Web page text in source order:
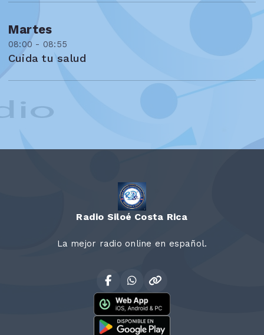
Martes
08:00 - 08:55
Cuida tu salud
Radio Siloé Costa Rica
La mejor radio online en español.